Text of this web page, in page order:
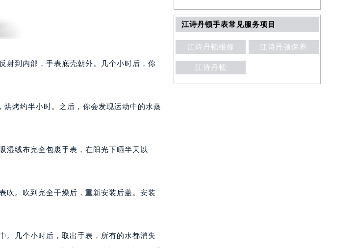
射到内部，手表底壳朝外。几个小时后，你
烤约半小时。之后，你会发现运动中的水蒸
湿绒布完全包裹手表，在阳光下晒半天以
吹。吹到完全干燥后，重新安装后盖。安装
。几个小时后，取出手表，所有的水都消失
江诗丹顿手表常见服务项目
江诗丹顿维修 江诗丹顿保养
江诗丹顿